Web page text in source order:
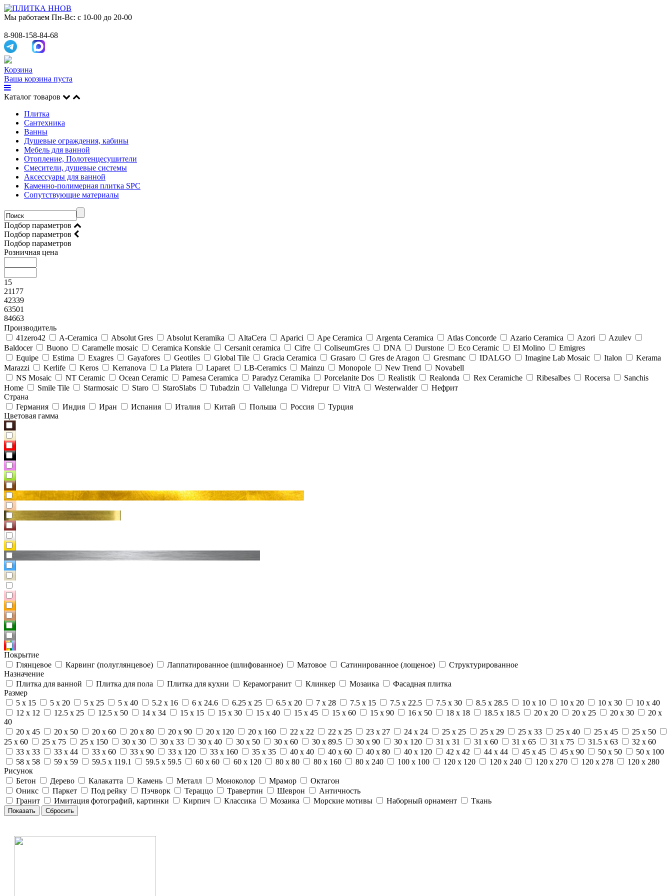
Мы работаем Пн-Вс: с 10-00 до 20-00
8-908-158-84-68
Корзина
Ваша корзина пуста
Каталог товаров
Плитка
Сантехника
Ванны
Душевые ограждения, кабины
Мебель для ванной
Отопление, Полотенцесушители
Смесители, душевые системы
Аксессуары для ванной
Каменно-полимерная плитка SPC
Сопутствующие материалы
Подбор параметров
Подбор параметров
Подбор параметров
Розничная цена
15
21177
42339
63501
84663
Производитель
41zero42
A-Ceramica Absolut Gres Absolut Keramika AltaCera Aparici Ape Ceramica Argenta Ceramica Atlas Concorde Azario Ceramica Azori
Azulev
Baldocer
Buono Caramelle mosaic Ceramica Konskie Cersanit ceramica Cifre ColiseumGres DNA Durstone Eco Ceramic El Molino
Emigres
Equipe
Estima Exagres Gayafores Geotiles Global Tile Gracia Ceramica Grasaro Gres de Aragon Gresmanc IDALGO Imagine Lab Mosaic Italon
Kerama
Marazzi
Kerlife Keros Kerranova La Platera Laparet LB-Ceramics Mainzu Monopole New Trend
Novabell
NS Mosaic
NT Ceramic Ocean Ceramic Pamesa Ceramica Paradyz Сeramika Porcelanite Dos Realistik Realonda Rex Ceramiche Ribesalbes Rocersa
Sanchis
Home
Smile Tile Starmosaic Staro StaroSlabs Tubadzin Vallelunga Vidrepur VitrA Westerwalder
Нефрит
Страна
Германия
Индия Иран Испания Италия Китай Польша Россия
Турция
Цветовая гамма
Покрытие
Глянцевое
Карвинг (полуглянцевое) Лаппатированное (шлифованное) Матовое Сатинированное (лощеное)
Структурированное
Назначение
Плитка для ванной
Плитка для пола Плитка для кухни Керамогранит Клинкер Мозаика
Фасадная плитка
Размер
5 x 15
5 x 20 5 x 25 5 x 40 5.2 x 16 6 x 24.6 6.25 x 25 6.5 x 20 7 x 28 7.5 x 15 7.5 x 22.5 7.5 x 30 8.5 x 28.5 10 x 10 10 x 20 10 x 30
10 x 40
12 x 12
12.5 x 25 12.5 x 50 14 x 34 15 x 15 15 x 30 15 x 40 15 x 45 15 x 60 15 x 90 16 x 50 18 x 18 18.5 x 18.5 20 x 20 20 x 25 20 x 30
20 x
40
20 x 45
20 x 50 20 x 60 20 x 80 20 x 90 20 x 120 20 x 160 22 x 22 22 x 25 23 x 27 24 x 24 25 x 25 25 x 29 25 x 33 25 x 40 25 x 45
25 x 50
25 x 60
25 x 75 25 x 150 30 x 30 30 x 33 30 x 40 30 x 50 30 x 60 30 x 89.5 30 x 90 30 x 120 31 x 31 31 x 60 31 x 65 31 x 75 31.5 x 63
32 x 60
33 x 33
33 x 44 33 x 60 33 x 90 33 x 120 33 x 160 35 x 35 40 x 40 40 x 60 40 x 80 40 x 120 42 x 42 44 x 44 45 x 45 45 x 90 50 x 50
50 x 100
58 x 58
59 x 59 59.5 x 119.1 59.5 x 59.5 60 x 60 60 x 120 80 x 80 80 x 160 80 x 240 100 x 100 120 x 120 120 x 240 120 x 270 120 x 278
120 x 280
Рисунок
Бетон
Дерево Калакатта Камень Металл Моноколор Мрамор
Октагон
Оникс
Паркет Под рейку Пэчворк Тераццо Травертин Шеврон
Античность
Гранит
Имитация фотографий, картинки Кирпич Классика Мозаика Морские мотивы Наборный орнамент Ткань